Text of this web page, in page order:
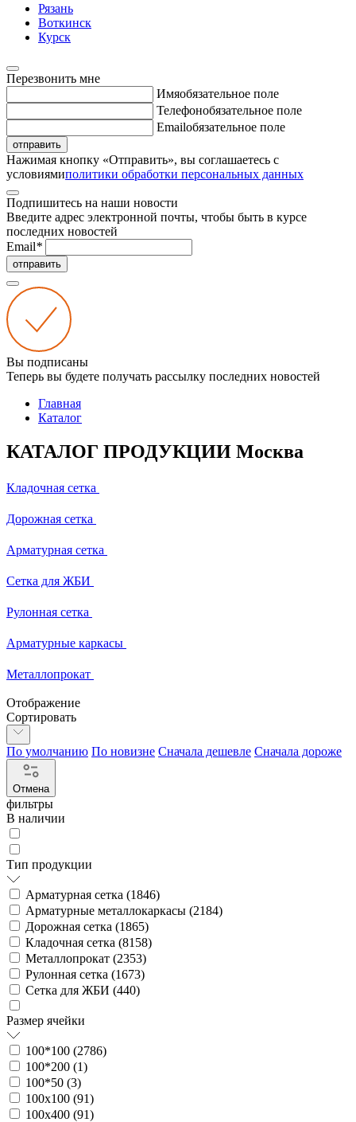
Рязань
Воткинск
Курск
Перезвонить мне
Имяобязательное поле
Телефонобязательное поле
Emailобязательное поле
отправить
Нажимая кнопку «Отправить», вы соглашаетесь с
условиямиполитики обработки персональных данных
Подпишитесь на наши новости
Введите адрес электронной почты, чтобы быть в курсе
последних новостей
Email*
отправить
Вы подписаны
Теперь вы будете получать рассылку последних новостей
Главная
Каталог
КАТАЛОГ ПРОДУКЦИИ Москва
Кладочная сетка
Дорожная сетка
Арматурная сетка
Сетка для ЖБИ
Рулонная сетка
Арматурные каркасы
Металлопрокат
Отображение
Сортировать
По умолчанию По новизне Сначала дешевле Сначала дороже
Отмена
фильтры
В наличии
Тип продукции
Арматурная сетка (1846)
Арматурные металлокаркасы (2184)
Дорожная сетка (1865)
Кладочная сетка (8158)
Металлопрокат (2353)
Рулонная сетка (1673)
Сетка для ЖБИ (440)
Размер ячейки
100*100 (2786)
100*200 (1)
100*50 (3)
100х100 (91)
100х400 (91)